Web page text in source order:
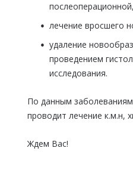
послеоперационной,
лечение вросшего
удаление
проведением
исследования.
По данным заболеваниям
проводит лечение к.м.н,
Ждем Вас!